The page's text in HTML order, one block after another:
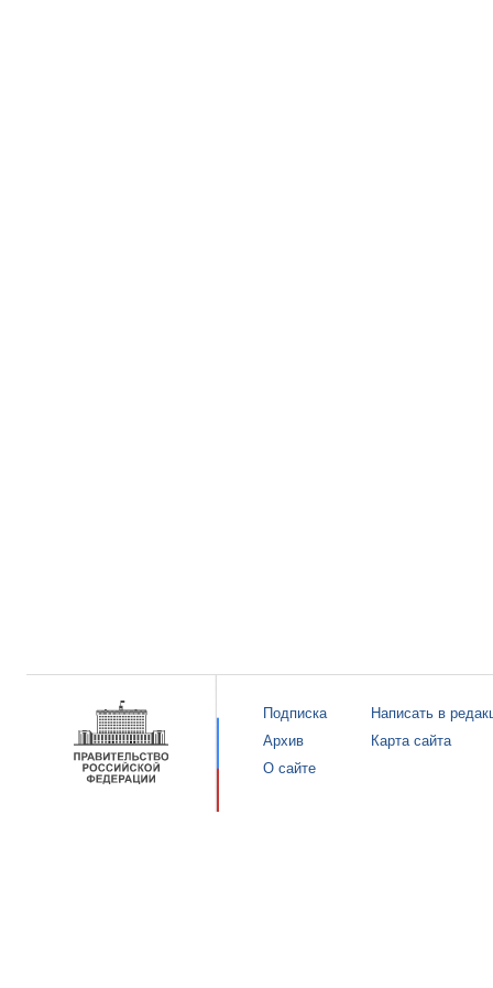
Подписка
Архив
О сайте
Написать в
Карта сайта